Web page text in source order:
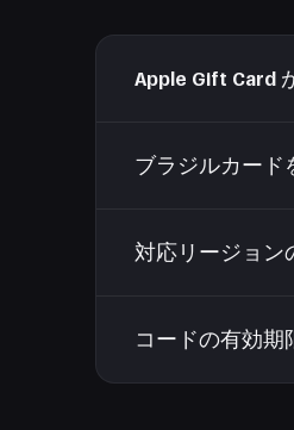
Apple Gift Card
ンドでは米国の
ブラジルカード
対応リージョン
みチャージされ
コードの有効期